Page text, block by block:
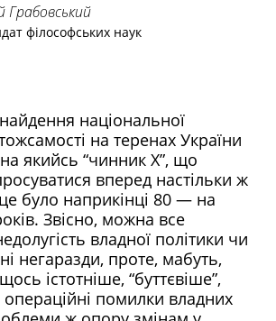
Грабовський
філософських наук
національної
на теренах України
якийсь “чинник X”, що
вперед настільки ж
було наприкінці 80 — на
Звісно, можна все
владної політики чи
негаразди, проте, мабуть,
істотніше, “буттєвіше”,
операційні помилки владних